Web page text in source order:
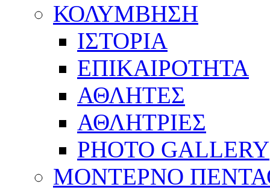
ΚΟΛΥΜΒΗΣΗ
ΙΣΤΟΡΙΑ
ΕΠΙΚΑΙΡΟΤΗΤΑ
ΑΘΛΗΤΕΣ
ΑΘΛΗΤΡΙΕΣ
PHOTO GALLERY
ΜΟΝΤΕΡΝΟ